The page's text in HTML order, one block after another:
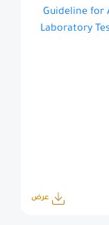
Guideline for
Laboratory
عرض